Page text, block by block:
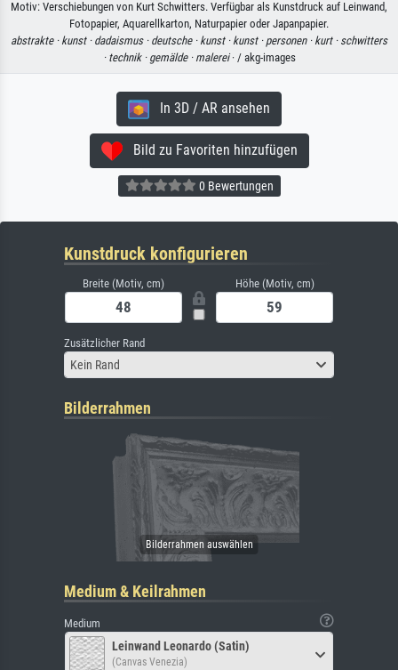
Motiv: Verschiebungen von Kurt Schwitters. Verfügbar als Kunstdruck auf Leinwand,
Fotopapier, Aquarellkarton, Naturpapier oder Japanpapier.
abstrakte · kunst · dadaismus · deutsche · kunst · kunst · personen · kurt · schwitters
· technik · gemälde · malerei· / akg-images
In 3D / AR ansehen
Bild zu Favoriten hinzufügen
0 Bewertungen
Kunstdruck konfigurieren
Breite (Motiv, cm) Höhe (Motiv, cm)
Zusätzlicher Rand
Kein Rand
Bilderrahmen
Medium & Keilrahmen
Medium
Leinwand Leonardo (Satin)
(Canvas Venezia)